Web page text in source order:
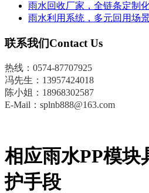
雨水回收厂家，全链条定制
雨水利用系统，多元回用场
联系我们Contact Us
热线：0574-87707925
冯先生 ： 13957424018
陈小姐：18968302587
E-Mail：splnb888@163.com
相应雨水PP模块
护手段